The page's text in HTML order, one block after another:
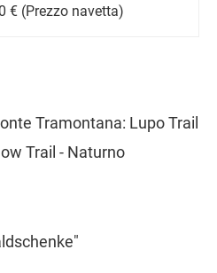
€ (Prezzo navetta)
Tramontana: Lupo Trail
Trail - Naturno